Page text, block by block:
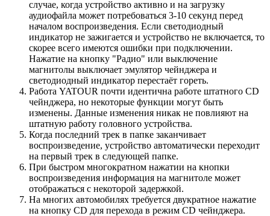
случае, когда устройство активно и на загрузку
аудиофайла может потребоваться 3-10 секунд перед
началом воспроизведения. Если светодиодный
индикатор не зажигается и устройство не включается, то
скорее всего имеются ошибки при подключении.
Нажатие на кнопку "Радио" или выключение
магнитолы выключает эмулятор чейнджера и
светодиодный индикатор перестаёт гореть.
Работа YATOUR почти идентична работе штатного CD
чейнджера, но некоторые функции могут быть
изменены. Данные изменения никак не повлияют на
штатную работу головного устройства.
Когда последний трек в папке заканчивает
воспроизведение, устройство автоматически переходит
на первый трек в следующей папке.
При быстром многократном нажатии на кнопки
воспроизведения информация на магнитоле может
отображаться с некоторой задержкой.
На многих автомобилях требуется двукратное нажатие
на кнопку CD для перехода в режим CD чейнджера.